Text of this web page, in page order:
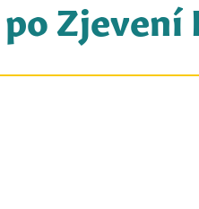
Zjevení